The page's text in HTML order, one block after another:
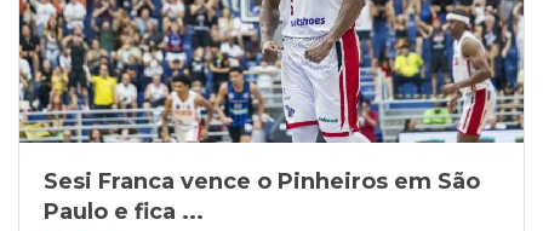
Sesi Franca vence o Pinheiros em São
Paulo e fica ...